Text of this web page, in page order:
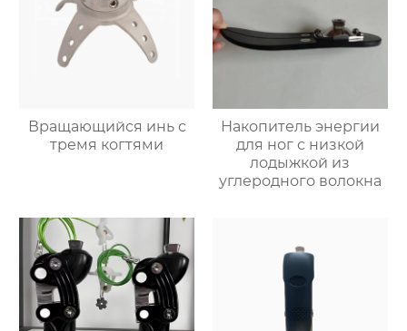
Вращающийся инь с
тремя когтями
Накопитель энергии
для ног с низкой
лодыжкой из
углеродного волокна